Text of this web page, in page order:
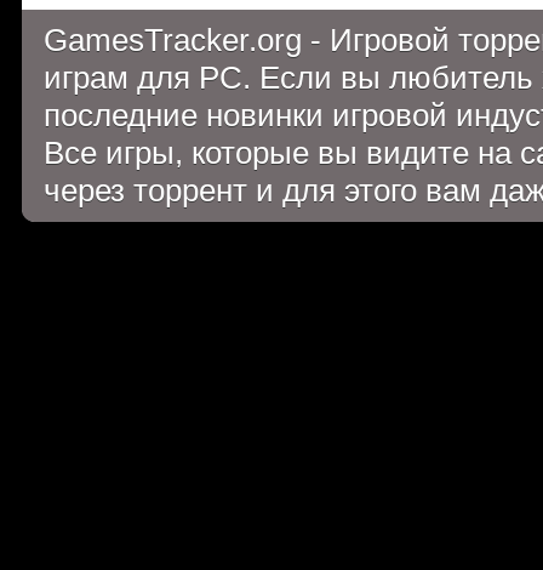
GamesTracker.org - Игровой
играм для PC. Если вы
последние новинки игровой
Все игры, которые вы видите на
через торрент и для этого вам